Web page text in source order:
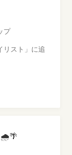
プ
リスト」に追
🌧️🌴